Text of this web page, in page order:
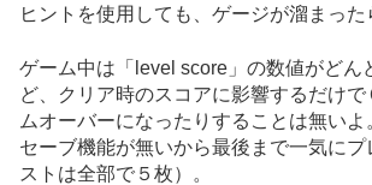
ヒントを使用しても、ゲージが溜まった
ゲーム中は「level score」の数値がどん
ど、クリア時のスコアに影響するだけ
ムオーバーになったりすることは無いよ
セーブ機能が無いから最後まで一気にプ
ストは全部で５枚）。